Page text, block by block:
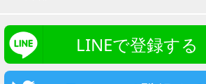
LINEで登録する